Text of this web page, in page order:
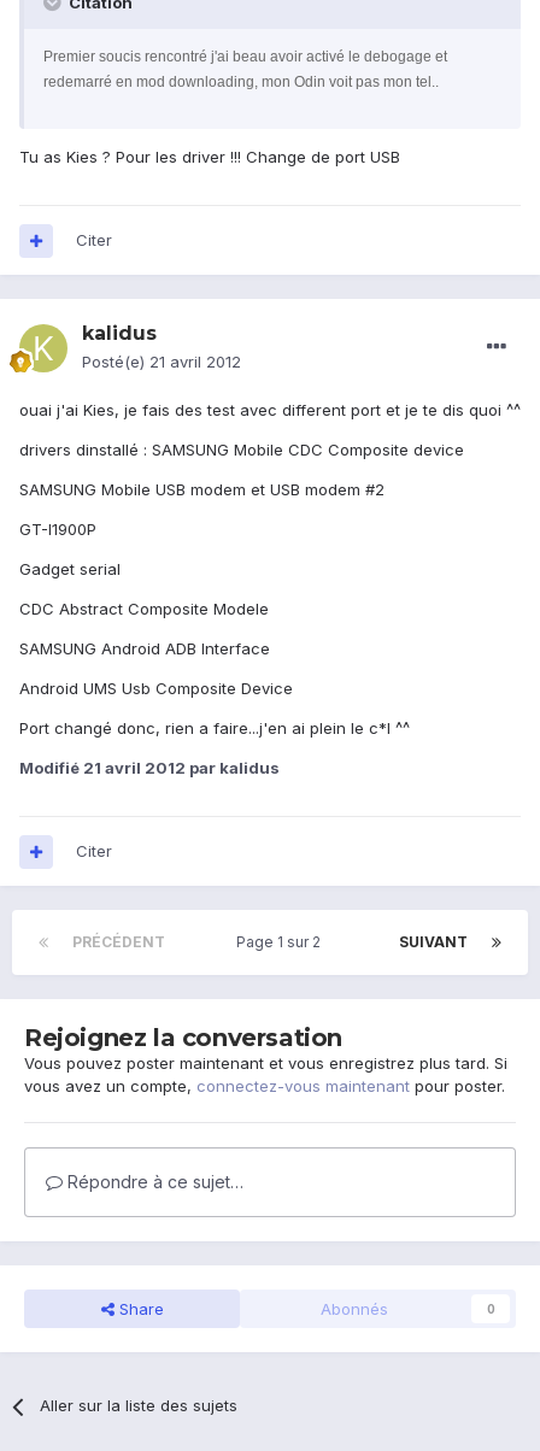
Premier soucis rencontré j'ai beau avoir activé le debogage et
redemarré en mod downloading, mon Odin voit pas mon tel..
Tu as Kies ? Pour les driver !!! Change de port USB
Citer
kalidus
Posté(e) 21 avril 2012
ouai j'ai Kies, je fais des test avec different port et je te dis quoi ^^
drivers dinstallé : SAMSUNG Mobile CDC Composite device
SAMSUNG Mobile USB modem et USB modem #2
GT-I1900P
Gadget serial
CDC Abstract Composite Modele
SAMSUNG Android ADB Interface
Android UMS Usb Composite Device
Port changé donc, rien a faire...j'en ai plein le c*l ^^
Modifié 21 avril 2012 par kalidus
Citer
PRÉCÉDENT SUIVANT
Page 1 sur 2
Rejoignez la conversation
Vous pouvez poster maintenant et vous enregistrez plus tard. Si
vous avez un compte, connectez-vous maintenant pour poster.
Répondre à ce sujet…
Share Abonnés 0
Aller sur la liste des sujets